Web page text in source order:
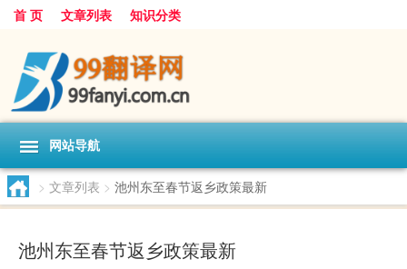
首 页 文章列表 知识分类
网站导航
> 文章列表 > 池州东至春节返乡政策最新
池州东至春节返乡政策最新